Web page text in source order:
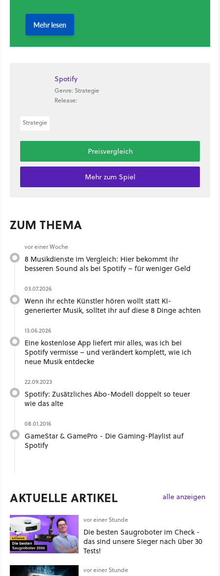
Spotify
Genre: Strategie
Release:
Strategie
Preisvergleich
Mehr zum Spiel
ZUM THEMA
vor einer Woche
8 Musikdienste im Vergleich: Hier bekommt ihr
besseren Sound als bei Spotify – für weniger Geld
03.07.2026
Wenn ihr echte Künstler hören wollt statt KI-
generierter Musik, solltet ihr auf diese 8 Dinge achten
13.06.2026
Eine kostenlose App liefert mir alles, was ich bei
Spotify vermisse – und verändert komplett, wie ich
neue Musik entdecke
22.09.2023
Spotify: Zusätzliches Abo-Modell doppelt so teuer
wie das alte
08.01.2016
GameStar & GamePro - Die Gaming-Playlist auf
Spotify
AKTUELLE ARTIKEL alle anzeigen
vor einer Stunde
Die besten Saugroboter im Check -
das sind unsere Sieger nach über 30
Tests!
vor einer Stunde